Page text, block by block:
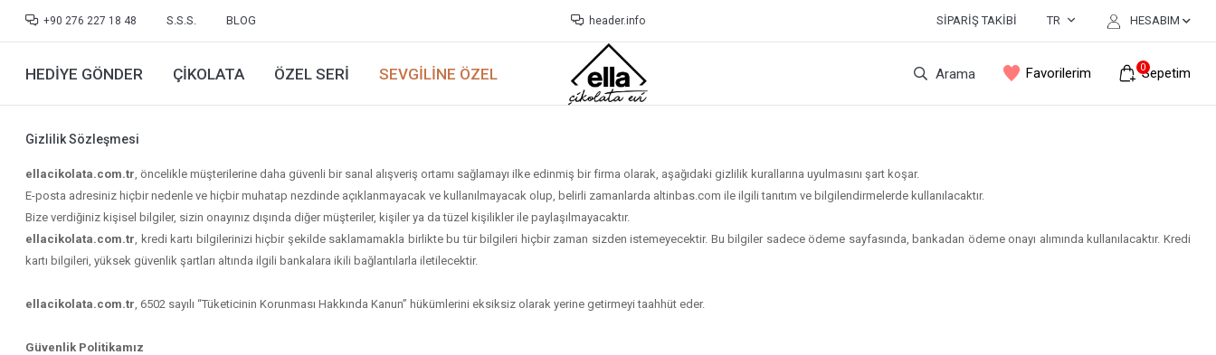
+90 276 227 18 48 S.S.S. BLOG header.info SIPARIŞ TAKIBI TR HESABIM
HEDIYE GÖNDER ÇIKOLATA ÖZEL SERI SEVGILINE ÖZEL Arama Favorilerim Sepetim
0
Gizlilik Sözleşmesi
ellacikolata.com.tr, öncelikle müşterilerine daha güvenli bir sanal alışveriş ortamı sağlamayı ilke edinmiş bir firma olarak, aşağıdaki gizlilik kurallarına uyulmasını şart koşar.
E-posta adresiniz hiçbir nedenle ve hiçbir muhatap nezdinde açıklanmayacak ve kullanılmayacak olup, belirli zamanlarda altinbas.com ile ilgili tanıtım ve bilgilendirmelerde kullanılacaktır.
Bize verdiğiniz kişisel bilgiler, sizin onayınız dışında diğer müşteriler, kişiler ya da tüzel kişilikler ile paylaşılmayacaktır.
ellacikolata.com.tr, kredi kartı bilgilerinizi hiçbir şekilde saklamamakla birlikte bu tür bilgileri hiçbir zaman sizden istemeyecektir. Bu bilgiler sadece ödeme sayfasında, bankadan ödeme onayı alımında kullanılacaktır. Kredi
kartı bilgileri, yüksek güvenlik şartları altında ilgili bankalara ikili bağlantılarla iletilecektir.
ellacikolata.com.tr, 6502 sayılı “Tüketicinin Korunması Hakkında Kanun” hükümlerini eksiksiz olarak yerine getirmeyi taahhüt eder.
Güvenlik Politikamız